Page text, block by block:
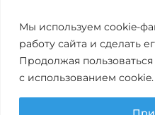
Мы используем cookie-
работу сайта и сделать
Продолжая
с использованием cookie.
Политика
Мощно и